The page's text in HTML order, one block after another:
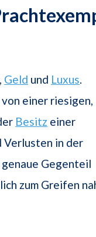
Geld und Luxus.
einer riesigen,
Besitz einer
Verlusten in der
Gegenteil
zum Greifen